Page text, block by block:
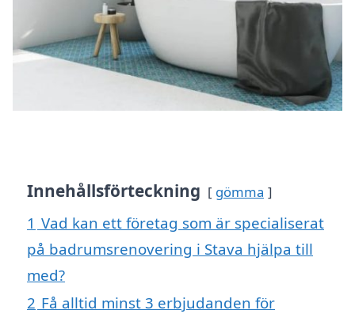
Innehållsförteckning gömma
1 Vad kan ett företag som är specialiserat
på badrumsrenovering i Stava hjälpa till
med?
2 Få alltid minst 3 erbjudanden för